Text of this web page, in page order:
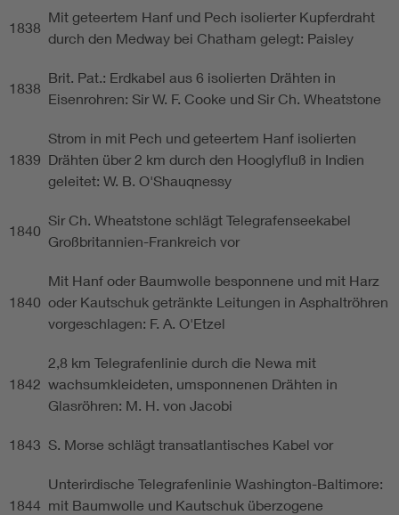
1838
Mit geteertem Hanf und Pech isolierter Kupferdraht
durch den Medway bei Chatham gelegt: Paisley
1838
Brit. Pat.: Erdkabel aus 6 isolierten Drähten in
Eisenrohren: Sir W. F. Cooke und Sir Ch. Wheatstone
1839
Strom in mit Pech und geteertem Hanf isolierten
Drähten über 2 km durch den Hooglyfluß in Indien
geleitet: W. B. O'Shauqnessy
1840
Sir Ch. Wheatstone schlägt Telegrafenseekabel
Großbritannien-Frankreich vor
1840
Mit Hanf oder Baumwolle besponnene und mit Harz
oder Kautschuk getränkte Leitungen in Asphaltröhren
vorgeschlagen: F. A. O'Etzel
1842
2,8 km Telegrafenlinie durch die Newa mit
wachsumkleideten, umsponnenen Drähten in
Glasröhren: M. H. von Jacobi
1843 S. Morse schlägt transatlantisches Kabel vor
1844
Unterirdische Telegrafenlinie Washington-Baltimore:
mit Baumwolle und Kautschuk überzogene